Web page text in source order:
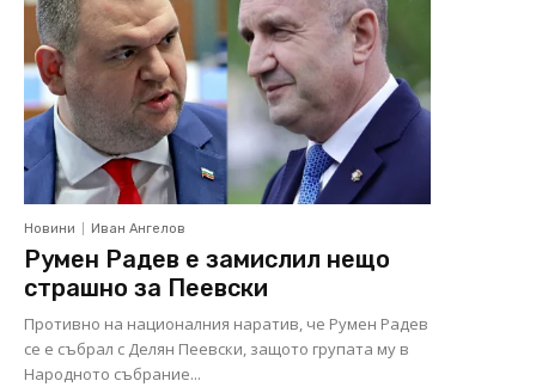
Новини Иван Ангелов
Румен Радев е замислил нещо
страшно за Пеевски
Противно на националния наратив, че Румен Радев
се е събрал с Делян Пеевски, защото групата му в
Народното събрание...